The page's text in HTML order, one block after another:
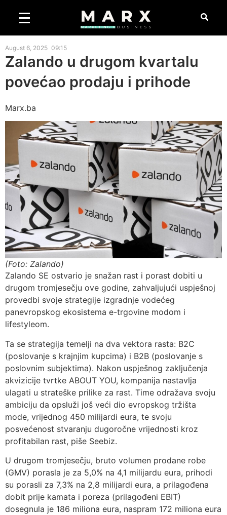
August 6, 2025 09:15
Zalando u drugom kvartalu
povećao prodaju i prihode
Marx.ba
(Foto: Zalando)
Zalando SE ostvario je snažan rast i porast dobiti u
drugom tromjesečju ove godine, zahvaljujući uspješnoj
provedbi svoje strategije izgradnje vodećeg
panevropskog ekosistema e-trgovine modom i
lifestyleom.
Ta se strategija temelji na dva vektora rasta: B2C
(poslovanje s krajnjim kupcima) i B2B (poslovanje s
poslovnim subjektima). Nakon uspješnog zaključenja
akvizicije tvrtke ABOUT YOU, kompanija nastavlja
ulagati u strateške prilike za rast. Time odražava svoju
ambiciju da opsluži još veći dio evropskog tržišta
mode, vrijednog 450 milijardi eura, te svoju
posvećenost stvaranju dugoročne vrijednosti kroz
profitabilan rast, piše Seebiz.
U drugom tromjesečju, bruto volumen prodane robe
(GMV) porasla je za 5,0% na 4,1 milijardu eura, prihodi
su porasli za 7,3% na 2,8 milijardi eura, a prilagođena
dobit prije kamata i poreza (prilagođeni EBIT)
dosegnula je 186 miliona eura, naspram 172 miliona eura